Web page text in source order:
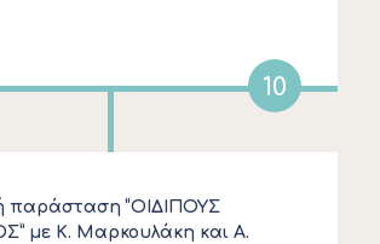
10
παράσταση “ΟΙΔΙΠΟΥΣ
με Κ. Μαρκουλάκη και Α.